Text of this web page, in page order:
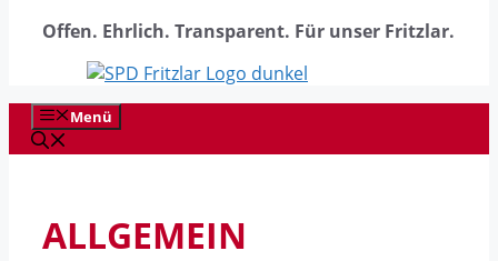
Offen. Ehrlich. Transparent. Für unser Fritzlar.
Menü
ALLGEMEIN